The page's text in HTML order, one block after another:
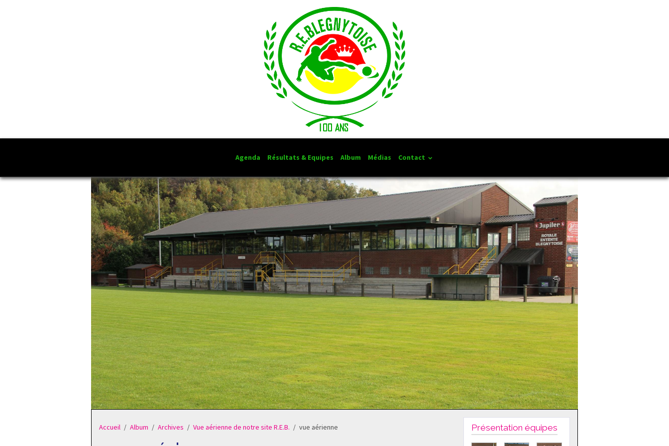
Agenda Résultats & Equipes Album Médias Contact
Accueil Album Archives Vue aérienne de notre site R.E.B. vue aérienne Présentation équipes